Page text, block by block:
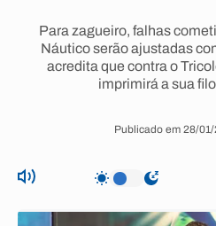
Para zagueiro, falhas
Náutico serão ajustadas
acredita que contra o
imprimirá a sua
Publicado em 28/